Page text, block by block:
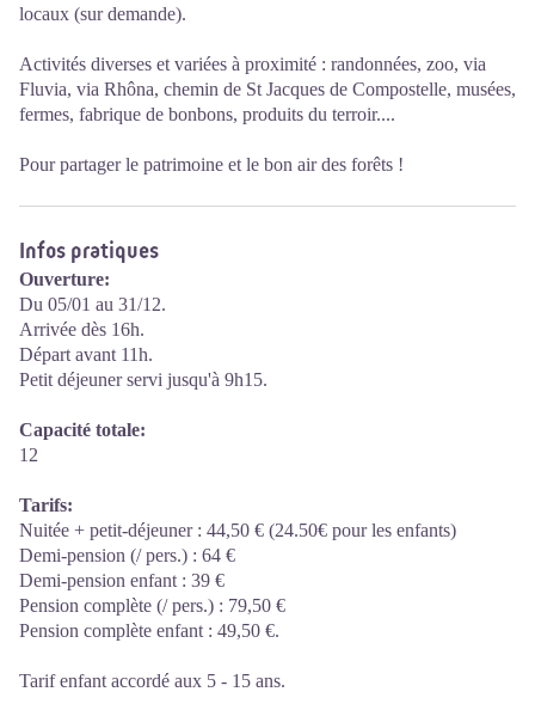
locaux (sur demande).
Activités diverses et variées à proximité : randonnées, zoo, via
Fluvia, via Rhôna, chemin de St Jacques de Compostelle, musées,
fermes, fabrique de bonbons, produits du terroir....
Pour partager le patrimoine et le bon air des forêts !
Infos pratiques
Ouverture:
Du 05/01 au 31/12.
Arrivée dès 16h.
Départ avant 11h.
Petit déjeuner servi jusqu'à 9h15.
Capacité totale:
12
Tarifs:
Nuitée + petit-déjeuner : 44,50 € (24.50€ pour les enfants)
Demi-pension (/ pers.) : 64 €
Demi-pension enfant : 39 €
Pension complète (/ pers.) : 79,50 €
Pension complète enfant : 49,50 €.
Tarif enfant accordé aux 5 - 15 ans.